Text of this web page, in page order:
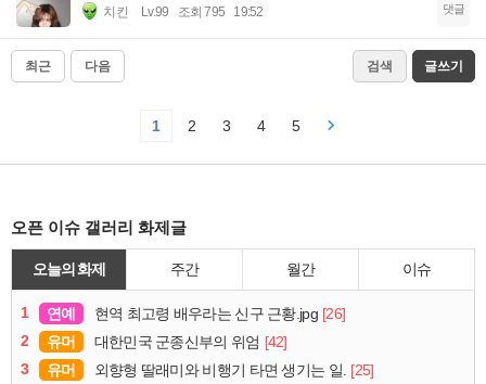
치킨 Lv.99 조회 795 19:52 댓글
최근 다음 검색 글쓰기
1 2 3 4 5
오픈 이슈 갤러리 화제글
오늘의 화제 주간 월간 이슈
1 연예 현역 최고령 배우라는 신구 근황.jpg [26]
2
유머 대한민국 군종신부의 위엄 [42]
3
유머 외향형 딸래미와 비행기 타면 생기는 일. [25]